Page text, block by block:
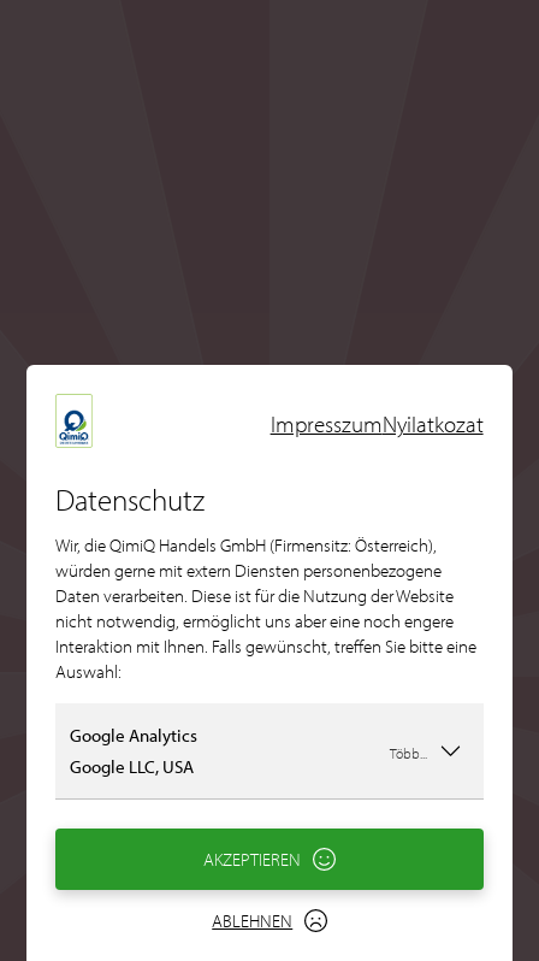
ImpresszumNyilatkozat
Datenschutz
Wir, die QimiQ Handels GmbH (Firmensitz: Österreich),
würden gerne mit extern Diensten personenbezogene
Daten verarbeiten. Diese ist für die Nutzung der Website
nicht notwendig, ermöglicht uns aber eine noch engere
Interaktion mit Ihnen. Falls gewünscht, treffen Sie bitte eine
Auswahl:
Google Analytics
Google LLC, USA
Több...
ABLEHNEN
AKZEPTIEREN